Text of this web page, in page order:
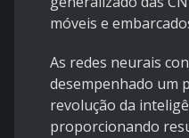
móveis e
As redes neurais
desempenhado um
revolução da
proporcionando